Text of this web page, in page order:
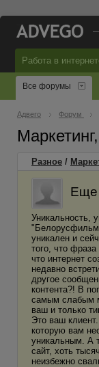
Работа в
Все форумы
Адвего Форум
Разное /
Еще
Уникальность,
уникален и
того, что
что интернет
недавно
другое
контента?! В
самым слабым
ваш и только
Это ваш
которую вам
уникальным. А
сайт, хоть
неизбежно